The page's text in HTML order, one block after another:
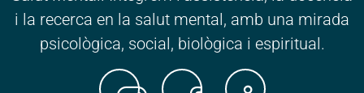
i la recerca en la salut mental, amb una mirada
psicològica, social, biològica i espiritual.